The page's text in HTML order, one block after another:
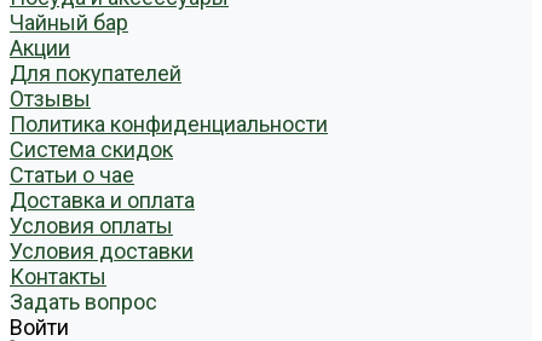
Чайный бар
Акции
Для покупателей
Отзывы
Политика конфиденциальности
Система скидок
Статьи о чае
Доставка и оплата
Условия оплаты
Условия доставки
Контакты
Задать вопрос
Войти